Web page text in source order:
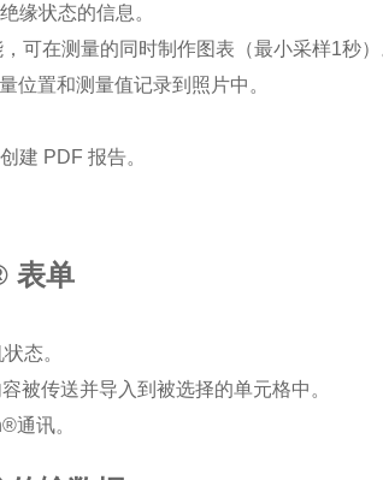
缘状态的信息。
可在测量的同时制作图表（最小采样1秒）
位置和测量值记录到照片中。
建 PDF 报告。
表单
态。
被传送并导入到被选择的单元格中。
通讯。